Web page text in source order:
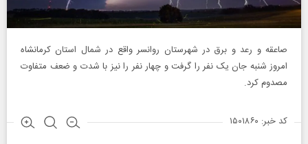
صاعقه و رعد و برق در شهرستان روانسر واقع در شمال استان کرمانشاه
امروز شنبه جان یک نفر را گرفت و چهار نفر را نیز با شدت و ضعف متفاوت
مصدوم کرد.
کد خبر: ۱۵۰۱۸۶۰